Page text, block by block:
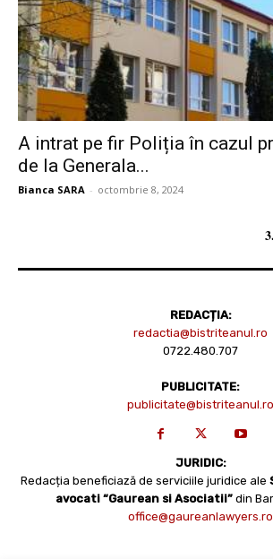
A intrat pe fir Poliția în cazul
de la Generala...
Bianca SARA - octombrie 8, 2024
REDACȚIA:
redactia@bistriteanul.ro
0722.480.707
PUBLICITATE:
publicitate@bistriteanul.ro
JURIDIC:
Redacția beneficiază de serviciile juridice ale
avocati “Gaurean si Asociatii” din
office@gaureanlawyers.ro